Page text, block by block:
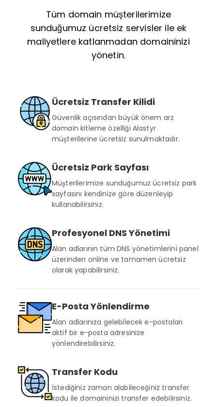
Tüm domain müşterilerimize
sunduğumuz ücretsiz servisler ile ek
maliyetlere katlanmadan domaininizi
yönetin.
Ücretsiz Transfer Kilidi
Güvenlik açısından büyük önem arz
domain kitleme özelliği Alastyr
müşterilerine ücretsiz sunulmaktadır.
Ücretsiz Park Sayfası
Müşterilerimize sunduğumuz ücretsiz park
sayfasını kendinize göre düzenleyip
kullanabilirsiniz.
Profesyonel DNS Yönetimi
Alan adlarının tüm DNS yönetimlerini panel
üzerinden online ve tamamen ücretsiz
olarak yapabilirsiniz.
E-Posta Yönlendirme
Alan adlarınıza gelebilecek e-postaları
aktif bir e-posta adresinize
yönlendirebilirsiniz.
Transfer Kodu
İstediğiniz zaman alabileceğiniz transfer
kodu ile domaininizi transfer edebilirsiniz.